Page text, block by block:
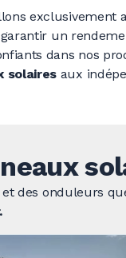
exclusivement
un
dans nos
solaires aux
des onduleurs